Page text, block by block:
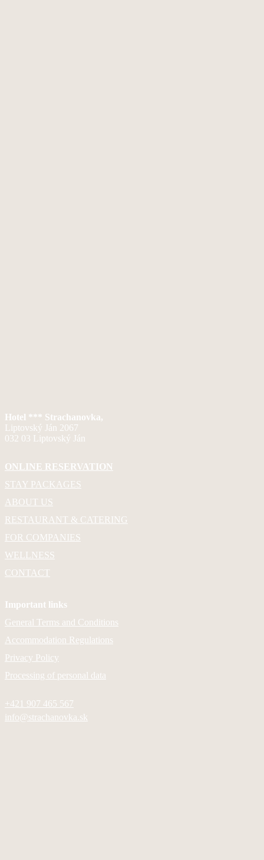
Hotel *** Strachanovka,
Liptovský Ján 2067
032 03 Liptovský Ján
ONLINE RESERVATION
STAY PACKAGES
ABOUT US
RESTAURANT & CATERING
FOR COMPANIES
WELLNESS
CONTACT
Important links
General Terms and Conditions
Accommodation Regulations
Privacy Policy
Processing of personal data
+421 907 465 567
info@strachanovka.sk